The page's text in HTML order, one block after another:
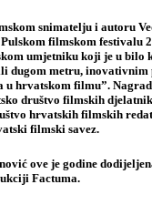
snimatelju i autoru
filmskom festivalu
umjetniku koji je u bilo
dugom metru,
u hrvatskom filmu”.
društvo filmskih
hrvatskih filmskih
filmski savez.
ove je godine
Factuma.